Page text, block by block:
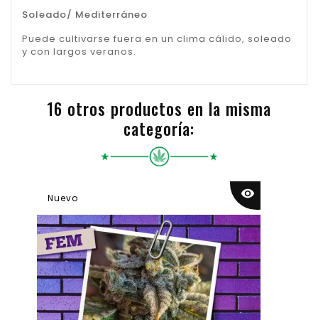
Soleado/ Mediterráneo
Puede cultivarse fuera en un clima cálido, soleado
y con largos veranos.
16 otros productos en la misma
categoría:
Nuevo visibility